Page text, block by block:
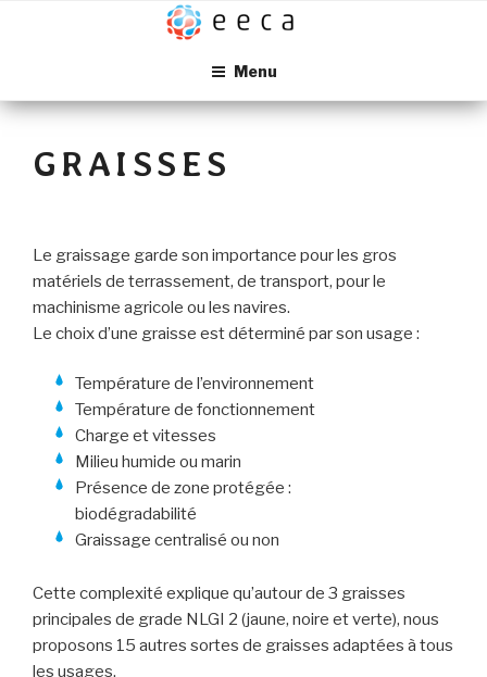
Menu
GRAISSES
Le graissage garde son importance pour les gros
matériels de terrassement, de transport, pour le
machinisme agricole ou les navires.
Le choix d’une graisse est déterminé par son usage :
Température de l’environnement
Température de fonctionnement
Charge et vitesses
Milieu humide ou marin
Présence de zone protégée :
biodégradabilité
Graissage centralisé ou non
Cette complexité explique qu’autour de 3 graisses
principales de grade NLGI 2 (jaune, noire et verte), nous
proposons 15 autres sortes de graisses adaptées à tous
les usages.